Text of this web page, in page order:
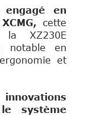
en
XCMG,cette
la XZ230E
notable en
et
innovations
système